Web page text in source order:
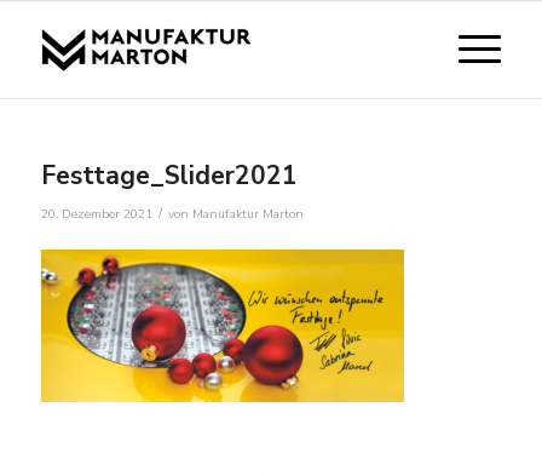
Festtage_Slider2021
20. Dezember 2021 / von Manufaktur Marton